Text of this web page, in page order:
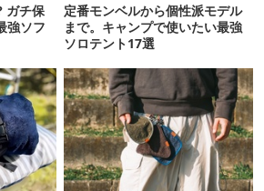
ガチ保
強ソフ
定番モンベルから個性派モデル
まで。キャンプで使いたい最強
ソロテント17選